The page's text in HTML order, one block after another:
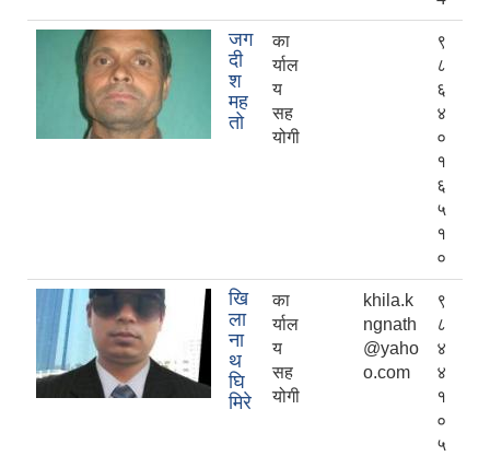
जग
दी
श
मह
तो
का
र्याल
य
सह
योगी
९
८
६
४
०
१
६
५
१
०
खि
ला
ना
थ
घि
मिरे
का
र्याल
य
सह
योगी
khila.k
ngnath
@yaho
o.com
९
८
४
४
१
०
५